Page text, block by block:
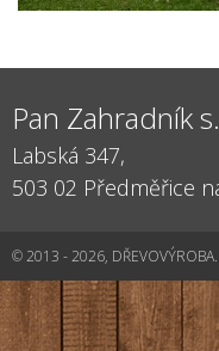
Pan Zahradník
Labská 347,
503 02 Předměřice
© 2013 - 2026,